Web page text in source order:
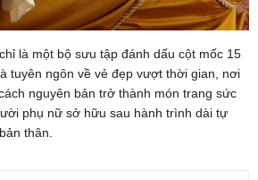
là một bộ sưu tập đánh dấu cột mốc 15
tuyên ngôn về vẻ đẹp vượt thời gian, nơi
nguyên bản trở thành món trang sức
phụ nữ sở hữu sau hành trình dài tự
thân.